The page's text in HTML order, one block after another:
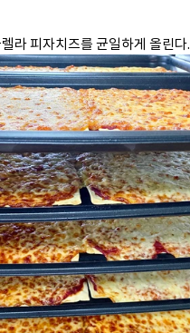
라 피자치즈를 균일하게 올린다.